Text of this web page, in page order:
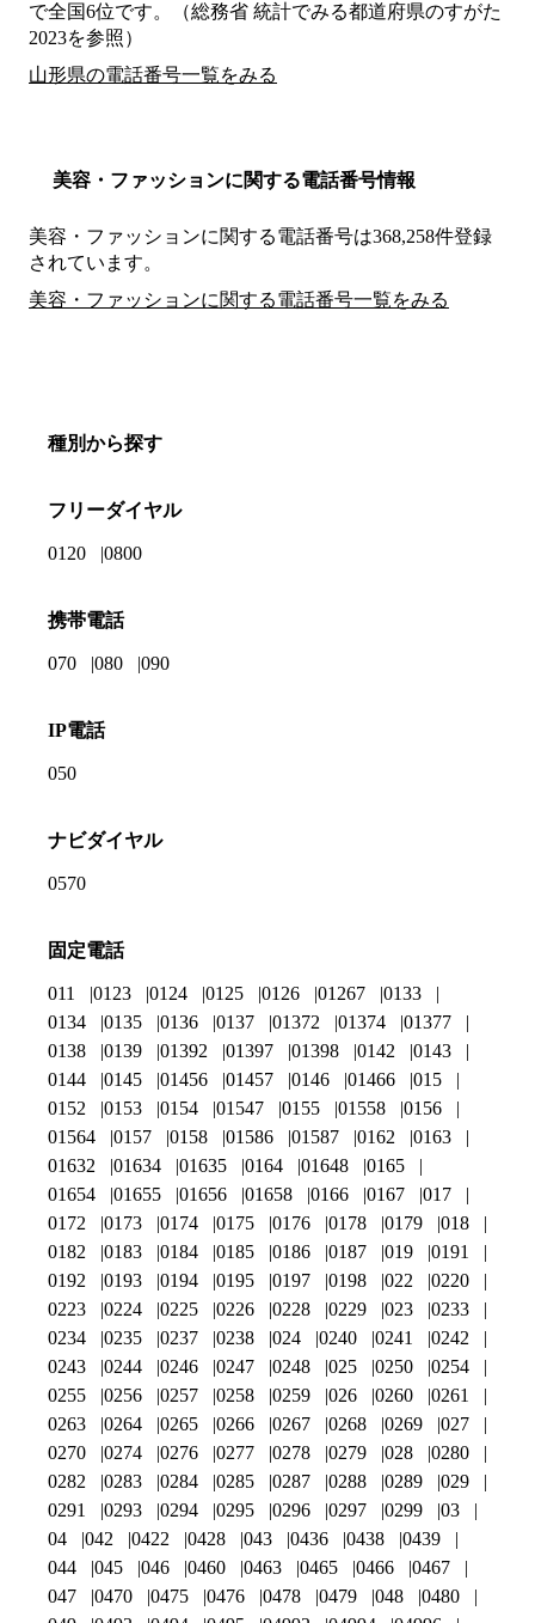
で全国6位です。（総務省 統計でみる都道府県のすがた
2023を参照）
山形県の電話番号一覧をみる
美容・ファッションに関する電話番号情報
美容・ファッションに関する電話番号は368,258件登録
されています。
美容・ファッションに関する電話番号一覧をみる
種別から探す
フリーダイヤル
0120 0800
携帯電話
070 080 090
IP電話
050
ナビダイヤル
0570
固定電話
011 0123 0124 0125 0126 01267
0133
0134
0135 0136 0137 01372 01374
01377
0138
0139 01392 01397 01398 0142
0143
0144
0145 01456 01457 0146 01466
015
0152
0153 0154 01547 0155 01558
0156
01564
0157 0158 01586 01587 0162
0163
01632
01634 01635 0164 01648
0165
01654
01655 01656 01658 0166 0167
017
0172
0173 0174 0175 0176 0178 0179
018
0182
0183 0184 0185 0186 0187 019
0191
0192
0193 0194 0195 0197 0198 022
0220
0223
0224 0225 0226 0228 0229 023
0233
0234
0235 0237 0238 024 0240 0241
0242
0243
0244 0246 0247 0248 025 0250
0254
0255
0256 0257 0258 0259 026 0260
0261
0263
0264 0265 0266 0267 0268 0269
027
0270
0274 0276 0277 0278 0279 028
0280
0282
0283 0284 0285 0287 0288 0289
029
0291
0293 0294 0295 0296 0297 0299
03
04
042 0422 0428 043 0436 0438
0439
044
045 046 0460 0463 0465 0466
0467
047
0470 0475 0476 0478 0479 048
0480